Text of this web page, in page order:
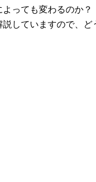
よっても変わるのか？
説していますので、